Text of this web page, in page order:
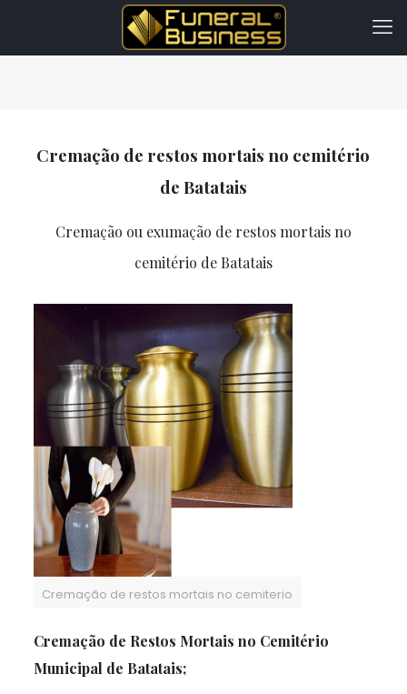
Cremação de restos mortais no cemitério
de Batatais
Cremação ou exumação de restos mortais no
cemitério de Batatais
Cremação de restos mortais no cemiterio
Cremação de Restos Mortais no Cemitério
Municipal de Batatais;